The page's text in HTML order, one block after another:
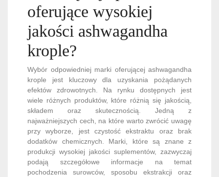
krople?
Wybór odpowiedniej marki oferującej ashwagandha
krople jest kluczowy dla uzyskania pożądanych
efektów zdrowotnych. Na rynku dostępnych jest
wiele różnych produktów, które różnią się jakością,
składem oraz skutecznością. Jedną z
najważniejszych cech, na które warto zwrócić uwagę
przy wyborze, jest czystość ekstraktu oraz brak
dodatków chemicznych. Marki, które są znane z
produkcji wysokiej jakości suplementów, zazwyczaj
podają szczegółowe informacje na temat
pochodzenia surowców, sposobu ekstrakcji oraz
przeprowadzonych testów laboratoryjnych. Wśród
popularnych i cenionych marek oferujących
ashwagandha krople znajduje się KSM-66, który jest
jednym z najbardziej zaufanych dostawców